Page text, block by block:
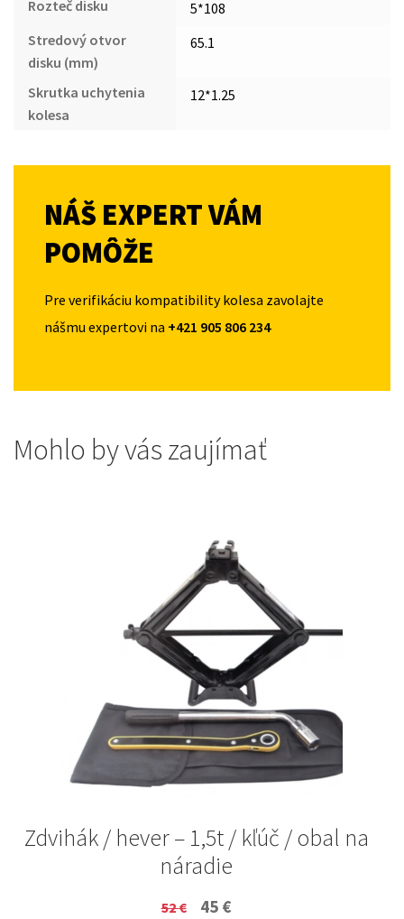
Rozteč disku
5*108
Stredový otvor
disku (mm)
65.1
Skrutka uchytenia
kolesa
12*1.25
NÁŠ EXPERT VÁM
POMÔŽE
Pre verifikáciu kompatibility kolesa zavolajte
nášmu expertovi na +421 905 806 234
Mohlo by vás zaujímať
Zdvihák / hever – 1,5t / kľúč / obal na
náradie
52€
Original
45 €